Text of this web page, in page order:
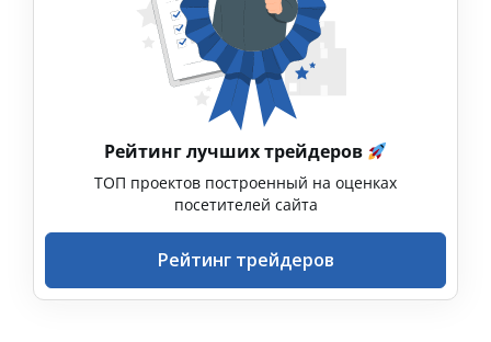
Рейтинг лучших трейдеров
ТОП проектов построенный на оценках
посетителей сайта
Рейтинг трейдеров